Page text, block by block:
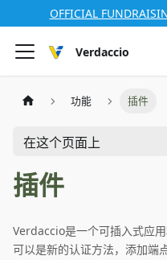
OFFICIAL
Verdaccio
功能 插件
在这个页面上
插件
Verdaccio是一个可插入式应
可以是新的认证方法，添加端